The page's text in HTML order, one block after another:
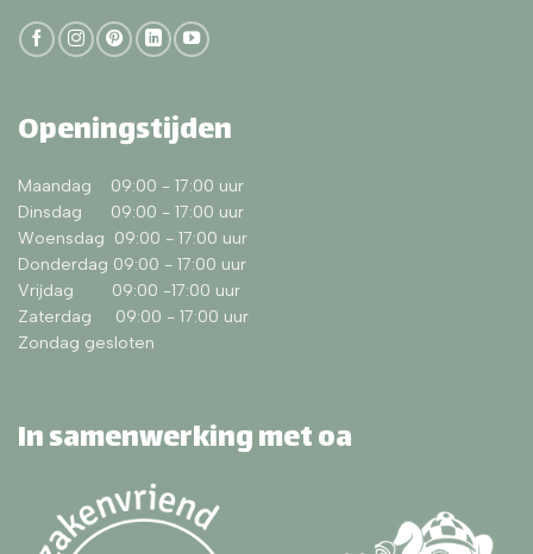
Openingstijden
Maandag 09:00 - 17:00 uur
Dinsdag 09:00 - 17:00 uur
Woensdag 09:00 - 17:00 uur
Donderdag 09:00 - 17:00 uur
Vrijdag 09:00 -17:00 uur
Zaterdag 09:00 - 17:00 uur
Zondag gesloten
In samenwerking met oa